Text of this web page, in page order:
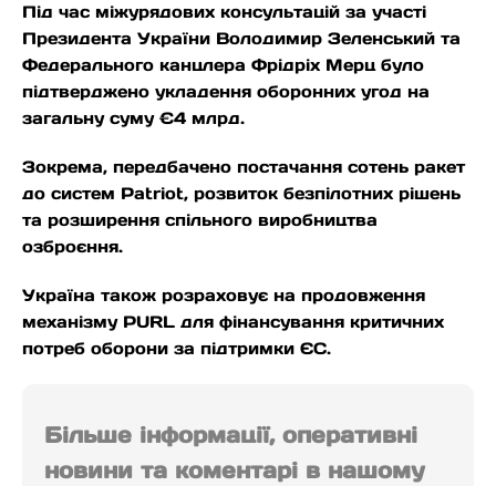
Під час міжурядових консультацій за участі
Президента України Володимир Зеленський та
Федерального канцлера Фрідріх Мерц було
підтверджено укладення оборонних угод на
загальну суму €4 млрд.
Зокрема, передбачено постачання сотень ракет
до систем Patriot, розвиток безпілотних рішень
та розширення спільного виробництва
озброєння.
Україна також розраховує на продовження
механізму PURL для фінансування критичних
потреб оборони за підтримки ЄС.
Більше інформації, оперативні
новини та коментарі в нашому